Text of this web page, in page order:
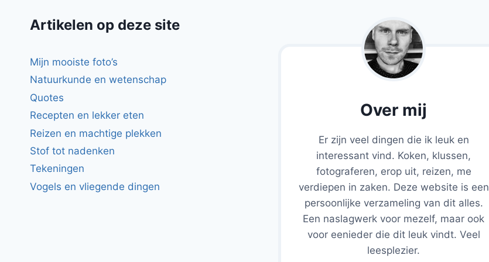
Artikelen op deze site
Mijn mooiste foto’s
Natuurkunde en wetenschap
Quotes
Recepten en lekker eten
Reizen en machtige plekken
Stof tot nadenken
Tekeningen
Vogels en vliegende dingen
Over mij
Er zijn veel dingen die ik leuk en
interessant vind. Koken, klussen,
fotograferen, erop uit, reizen, me
verdiepen in zaken. Deze website is een
persoonlijke verzameling van dit alles.
Een naslagwerk voor mezelf, maar ook
voor eenieder die dit leuk vindt. Veel
leesplezier.